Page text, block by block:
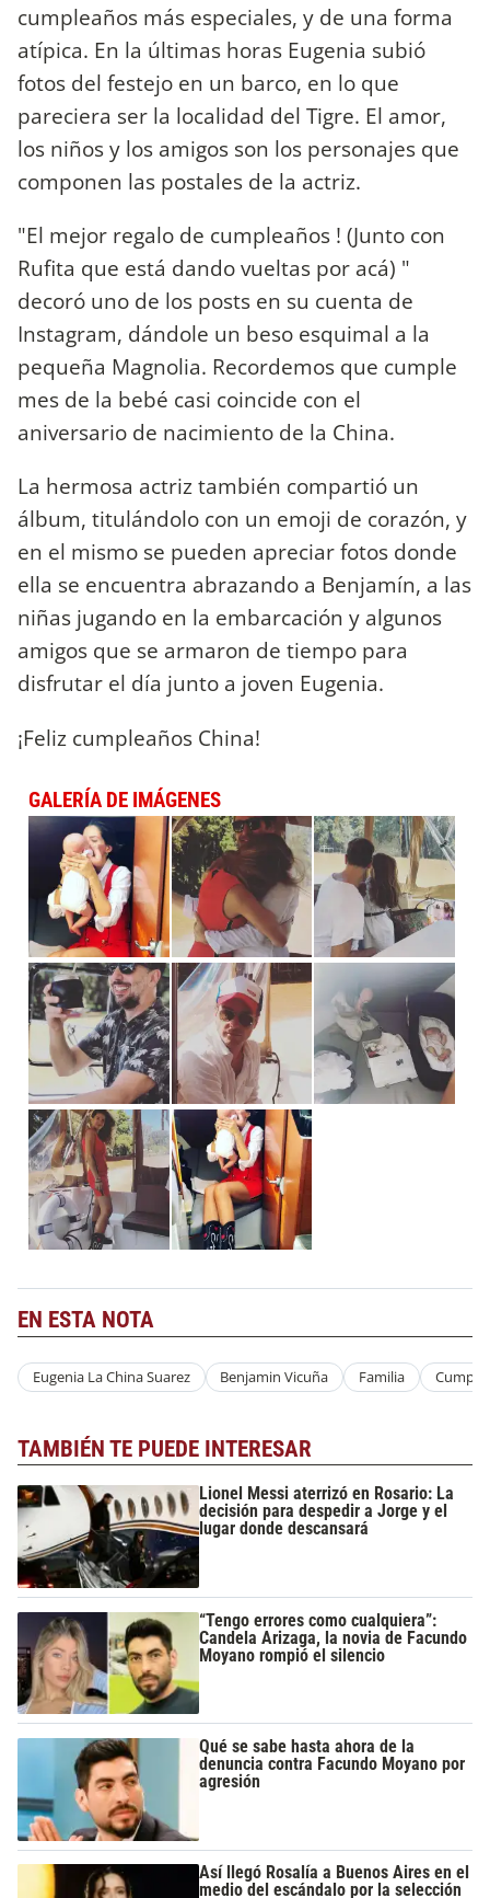
cumpleaños más especiales, y de una forma
atípica. En la últimas horas Eugenia subió
fotos del festejo en un barco, en lo que
pareciera ser la localidad del Tigre. El amor,
los niños y los amigos son los personajes que
componen las postales de la actriz.
"El mejor regalo de cumpleaños ! (Junto con
Rufita que está dando vueltas por acá) "
decoró uno de los posts en su cuenta de
Instagram, dándole un beso esquimal a la
pequeña Magnolia. Recordemos que cumple
mes de la bebé casi coincide con el
aniversario de nacimiento de la China.
La hermosa actriz también compartió un
álbum, titulándolo con un emoji de corazón, y
en el mismo se pueden apreciar fotos donde
ella se encuentra abrazando a Benjamín, a las
niñas jugando en la embarcación y algunos
amigos que se armaron de tiempo para
disfrutar el día junto a joven Eugenia.
¡Feliz cumpleaños China!
GALERÍA DE IMÁGENES
EN ESTA NOTA
Eugenia La China Suarez Benjamin Vicuña Familia
TAMBIÉN TE PUEDE INTERESAR
Lionel Messi aterrizó en Rosario: La
decisión para despedir a Jorge y el
lugar donde descansará
“Tengo errores como cualquiera”:
Candela Arizaga, la novia de Facundo
Moyano rompió el silencio
Qué se sabe hasta ahora de la
denuncia contra Facundo Moyano por
agresión
Así llegó Rosalía a Buenos Aires en el
medio del escándalo por la selección